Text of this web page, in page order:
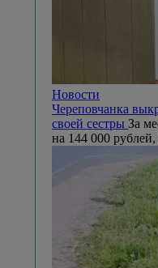
Новости
Череповчанка
своей сестры За
на 144 000